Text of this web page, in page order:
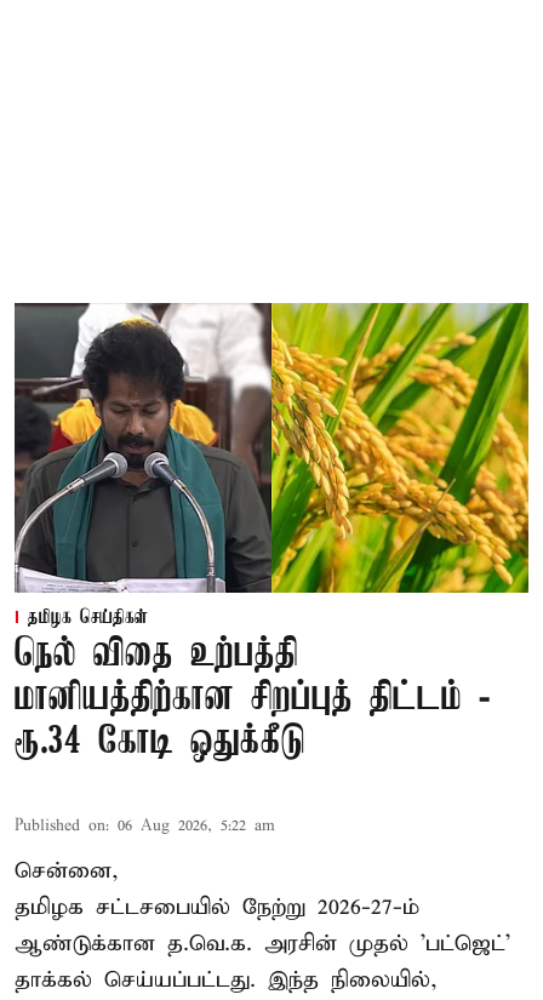
தமிழக செய்திகள்
நெல் விதை உற்பத்தி
மானியத்திற்கான சிறப்புத் திட்டம் -
ரூ.34 கோடி ஒதுக்கீடு
Published on: 06 Aug 2026, 5:22 am
சென்னை,
தமிழக சட்டசபையில் நேற்று 2026-27-ம்
ஆண்டுக்கான த.வெ.க. அரசின் முதல் 'பட்ஜெட்'
தாக்கல் செய்யப்பட்டது. இந்த நிலையில்,